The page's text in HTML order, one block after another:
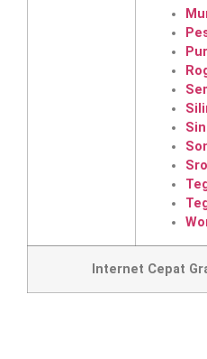
Internet Cepat